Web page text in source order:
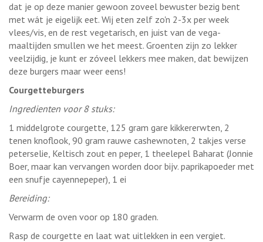
dat je op deze manier gewoon zoveel bewuster bezig bent
met wát je eigelijk eet. Wij eten zelf zo'n 2-3x per week
vlees/vis, en de rest vegetarisch, en juist van de vega-
maaltijden smullen we het meest. Groenten zijn zo lekker
veelzijdig, je kunt er zóveel lekkers mee maken, dat bewijzen
deze burgers maar weer eens!
Courgetteburgers
Ingredienten voor 8 stuks:
1 middelgrote courgette, 125 gram gare kikkererwten, 2
tenen knoflook, 90 gram rauwe cashewnoten, 2 takjes verse
peterselie, Keltisch zout en peper, 1 theelepel Baharat (Jonnie
Boer, maar kan vervangen worden door bijv. paprikapoeder met
een snufje cayennepeper), 1 ei
Bereiding:
Verwarm de oven voor op 180 graden.
Rasp de courgette en laat wat uitlekken in een vergiet.